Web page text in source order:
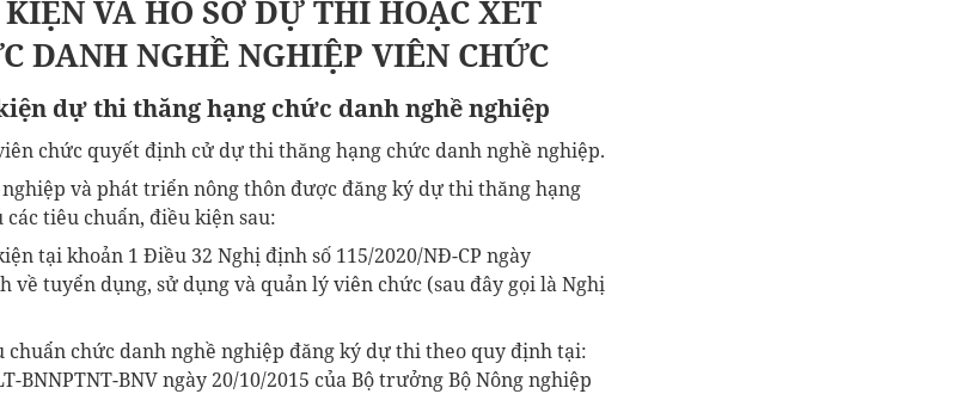
VÀ HỒ SƠ DỰ THI HOẶC XÉT
DANH NGHỀ NGHIỆP VIÊN CHỨC
dự thi thăng hạng chức danh nghề nghiệp
chức quyết định cử dự thi thăng hạng chức danh nghề nghiệp.
và phát triển nông thôn được đăng ký dự thi thăng hạng
tiêu chuẩn, điều kiện sau:
tại khoản 1 Điều 32 Nghị định số 115/2020/NĐ-CP ngày
về tuyển dụng, sử dụng và quản lý viên chức (sau đây gọi là Nghị
chuẩn chức danh nghề nghiệp đăng ký dự thi theo quy định tại:
BNNPTNT-BNV ngày 20/10/2015 của Bộ trưởng Bộ Nông nghiệp